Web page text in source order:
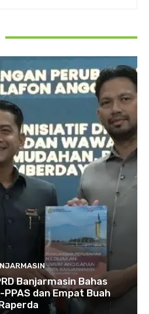
Banjarmasin Bahas
dan Empat Buah